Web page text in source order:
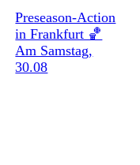
Preseason-Action
in Frankfurt 🏀
Am Samstag,
30.08